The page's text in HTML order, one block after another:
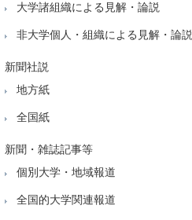
大学諸組織による見解・論説
非大学個人・組織による見解・論説
新聞社説
地方紙
全国紙
新聞・雑誌記事等
個別大学・地域報道
全国的大学関連報道